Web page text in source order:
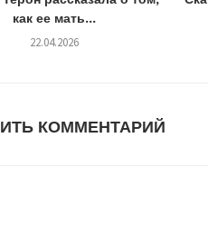
как ее мать...
22.04.2026
КОММЕНТАРИЙ